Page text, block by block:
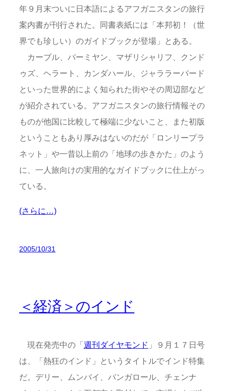
年９月末ついに日本語によるアフガニスタンの旅行
案内書が刊行された。同書表紙には「本邦初！（世
界でも珍しい）のガイドブックが登場」とある。
カーブル、バーミヤン、マザリシャリフ、クンド
ゥズ、ヘラート、カンダハール、ジャララーバード
といった世界的によく知られた街やその周辺部など
が紹介されている。アフガニスタンの旅行情報その
ものが他国に比較して極端に少ないこと、また初版
ということもあり厚みはないのだが「ロンリープラ
ネット」や一昔以上前の「地球の歩きかた」のよう
に、一人旅向けの実用的なガイドブックに仕上がっ
ている。
(さらに…)
2005/10/31
＜経済＞のインド
現在発売中の「週刊ダイヤモンド 」９月１７日号
は、「熱狂のインド」というタイトルでインド特集
だ。デリー、ムンバイ、バンガロール、チェンナ